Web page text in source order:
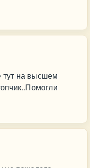
на высшем